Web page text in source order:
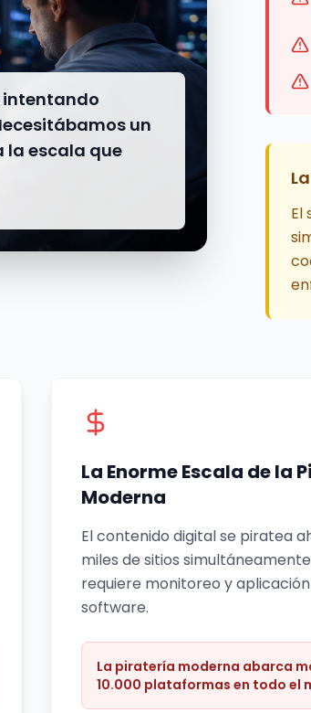
intentando
un
la escala que
El
La Enorme Escala de la
Moderna
El contenido digital se piratea
miles de sitios
requiere monitoreo y
software.
La piratería moderna abarca
10.000 plataformas en todo el